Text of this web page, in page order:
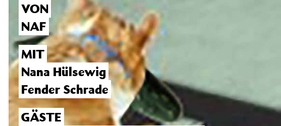
VON
NAF
MIT
Nana Hülsewig
Fender Schrade
GÄSTE